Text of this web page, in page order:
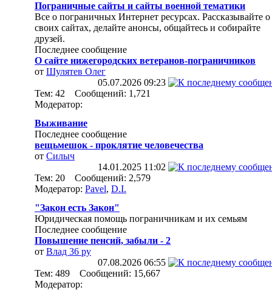
Пограничные сайты и сайты военной тематики
Все о пограничных Интернет ресурсах. Рассказывайте о
своих сайтах, делайте анонсы, общайтесь и собирайте
друзей.
Последнее сообщение
О сайте нижегородских ветеранов-пограничников
от Шулятев Олег
05.07.2026 09:23
Тем: 42 Сообщений: 1,721
Модератор:
Выживание
Последнее сообщение
вещьмешок - проклятие человечества
от Силыч
14.01.2025 11:02
Тем: 20 Сообщений: 2,579
Модератор: Pavel, D.I.
"Закон есть Закон"
Юридическая помощь пограничникам и их семьям
Последнее сообщение
Повышение пенсий, забыли - 2
от Влад 36 ру
07.08.2026 06:55
Тем: 489 Сообщений: 15,667
Модератор: